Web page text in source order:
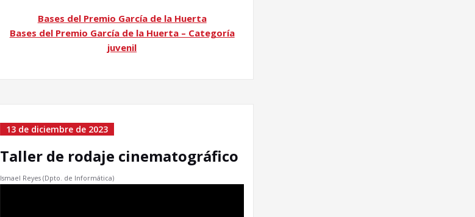
Bases del Premio García de la Huerta
Bases del Premio García de la Huerta – Categoría
juvenil
13 de diciembre de 2023
Taller de rodaje cinematográfico
Ismael Reyes (Dpto. de Informática)